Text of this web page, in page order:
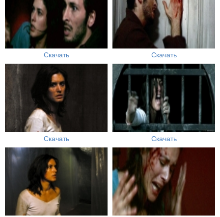
Скачать Скачать
Скачать Скачать